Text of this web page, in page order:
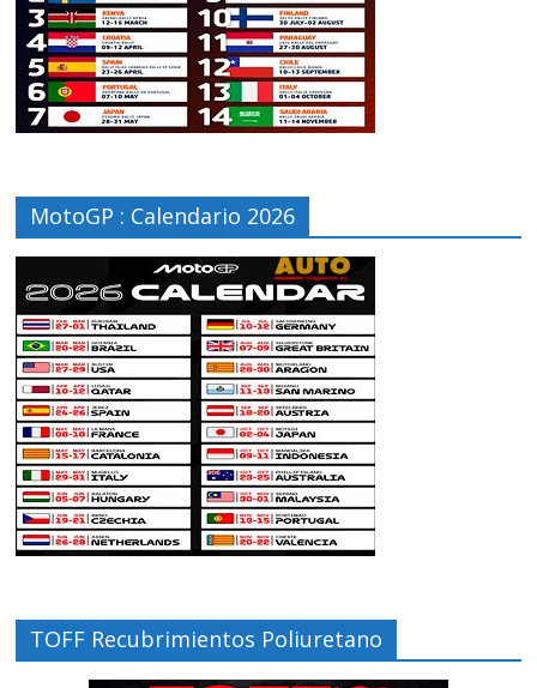
MotoGP : Calendario 2026
TOFF Recubrimientos Poliuretano